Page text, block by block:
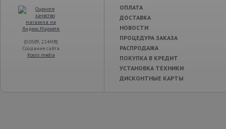
(0.0589, 2.14MB)
Создание сайта
Koors media
ОПЛАТА
ДОСТАВКА
НОВОСТИ
ПРОЦЕДУРА ЗАКАЗА
РАСПРОДАЖА
ПОКУПКА В КРЕДИТ
УСТАНОВКА ТЕХНИКИ
ДИСКОНТНЫЕ КАРТЫ